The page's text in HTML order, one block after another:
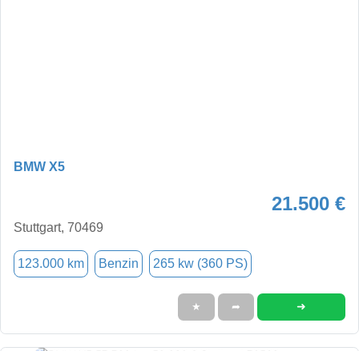
BMW X5
21.500 €
Stuttgart, 70469
123.000 km Benzin 265 kw (360 PS)
★ ➦ ➜